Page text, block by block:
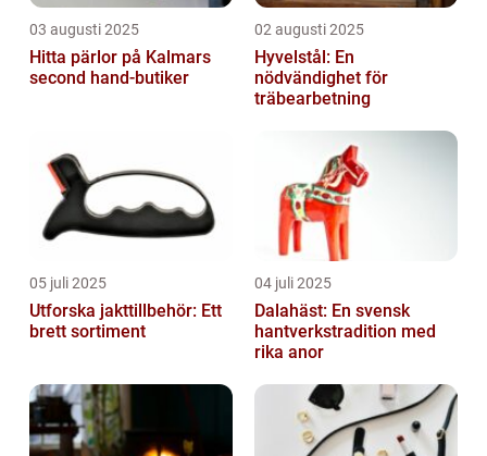
03 augusti 2025
Hitta pärlor på Kalmars
second hand-butiker
02 augusti 2025
Hyvelstål: En
nödvändighet för
träbearbetning
05 juli 2025
Utforska jakttillbehör: Ett
brett sortiment
04 juli 2025
Dalahäst: En svensk
hantverkstradition med
rika anor